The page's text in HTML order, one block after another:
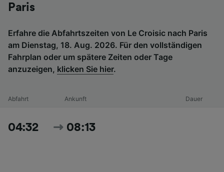
Paris
Erfahre die Abfahrtszeiten von Le Croisic nach Paris
am Dienstag, 18. Aug. 2026. Für den vollständigen
Fahrplan oder um spätere Zeiten oder Tage
anzuzeigen, klicken Sie hier.
Abfahrt Ankunft Dauer
04:32 08:13